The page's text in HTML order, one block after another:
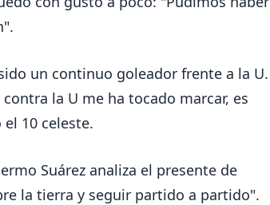
un continuo goleador frente a la U.
la U me ha tocado marcar, es
10 celeste.
Suárez analiza el presente de
la tierra y seguir partido a partido".